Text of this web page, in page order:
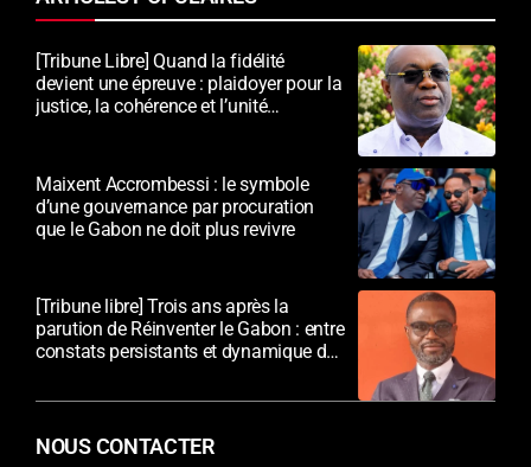
[Tribune Libre] Quand la fidélité
devient une épreuve : plaidoyer pour la
justice, la cohérence et l’unité
Maixent Accrombessi : le symbole
d’une gouvernance par procuration
que le Gabon ne doit plus revivre
[Tribune libre] Trois ans après la
parution de Réinventer le Gabon : entre
constats persistants et dynamique de
NOUS CONTACTER